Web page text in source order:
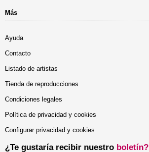
Más
Ayuda
Contacto
Listado de artistas
Tienda de reproducciones
Condiciones legales
Política de privacidad y cookies
Configurar privacidad y cookies
¿Te gustaría recibir nuestro boletín?